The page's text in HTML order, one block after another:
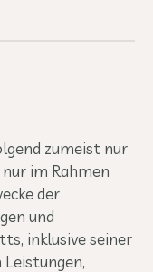
zumeist nur
im Rahmen
der
und
inklusive seiner